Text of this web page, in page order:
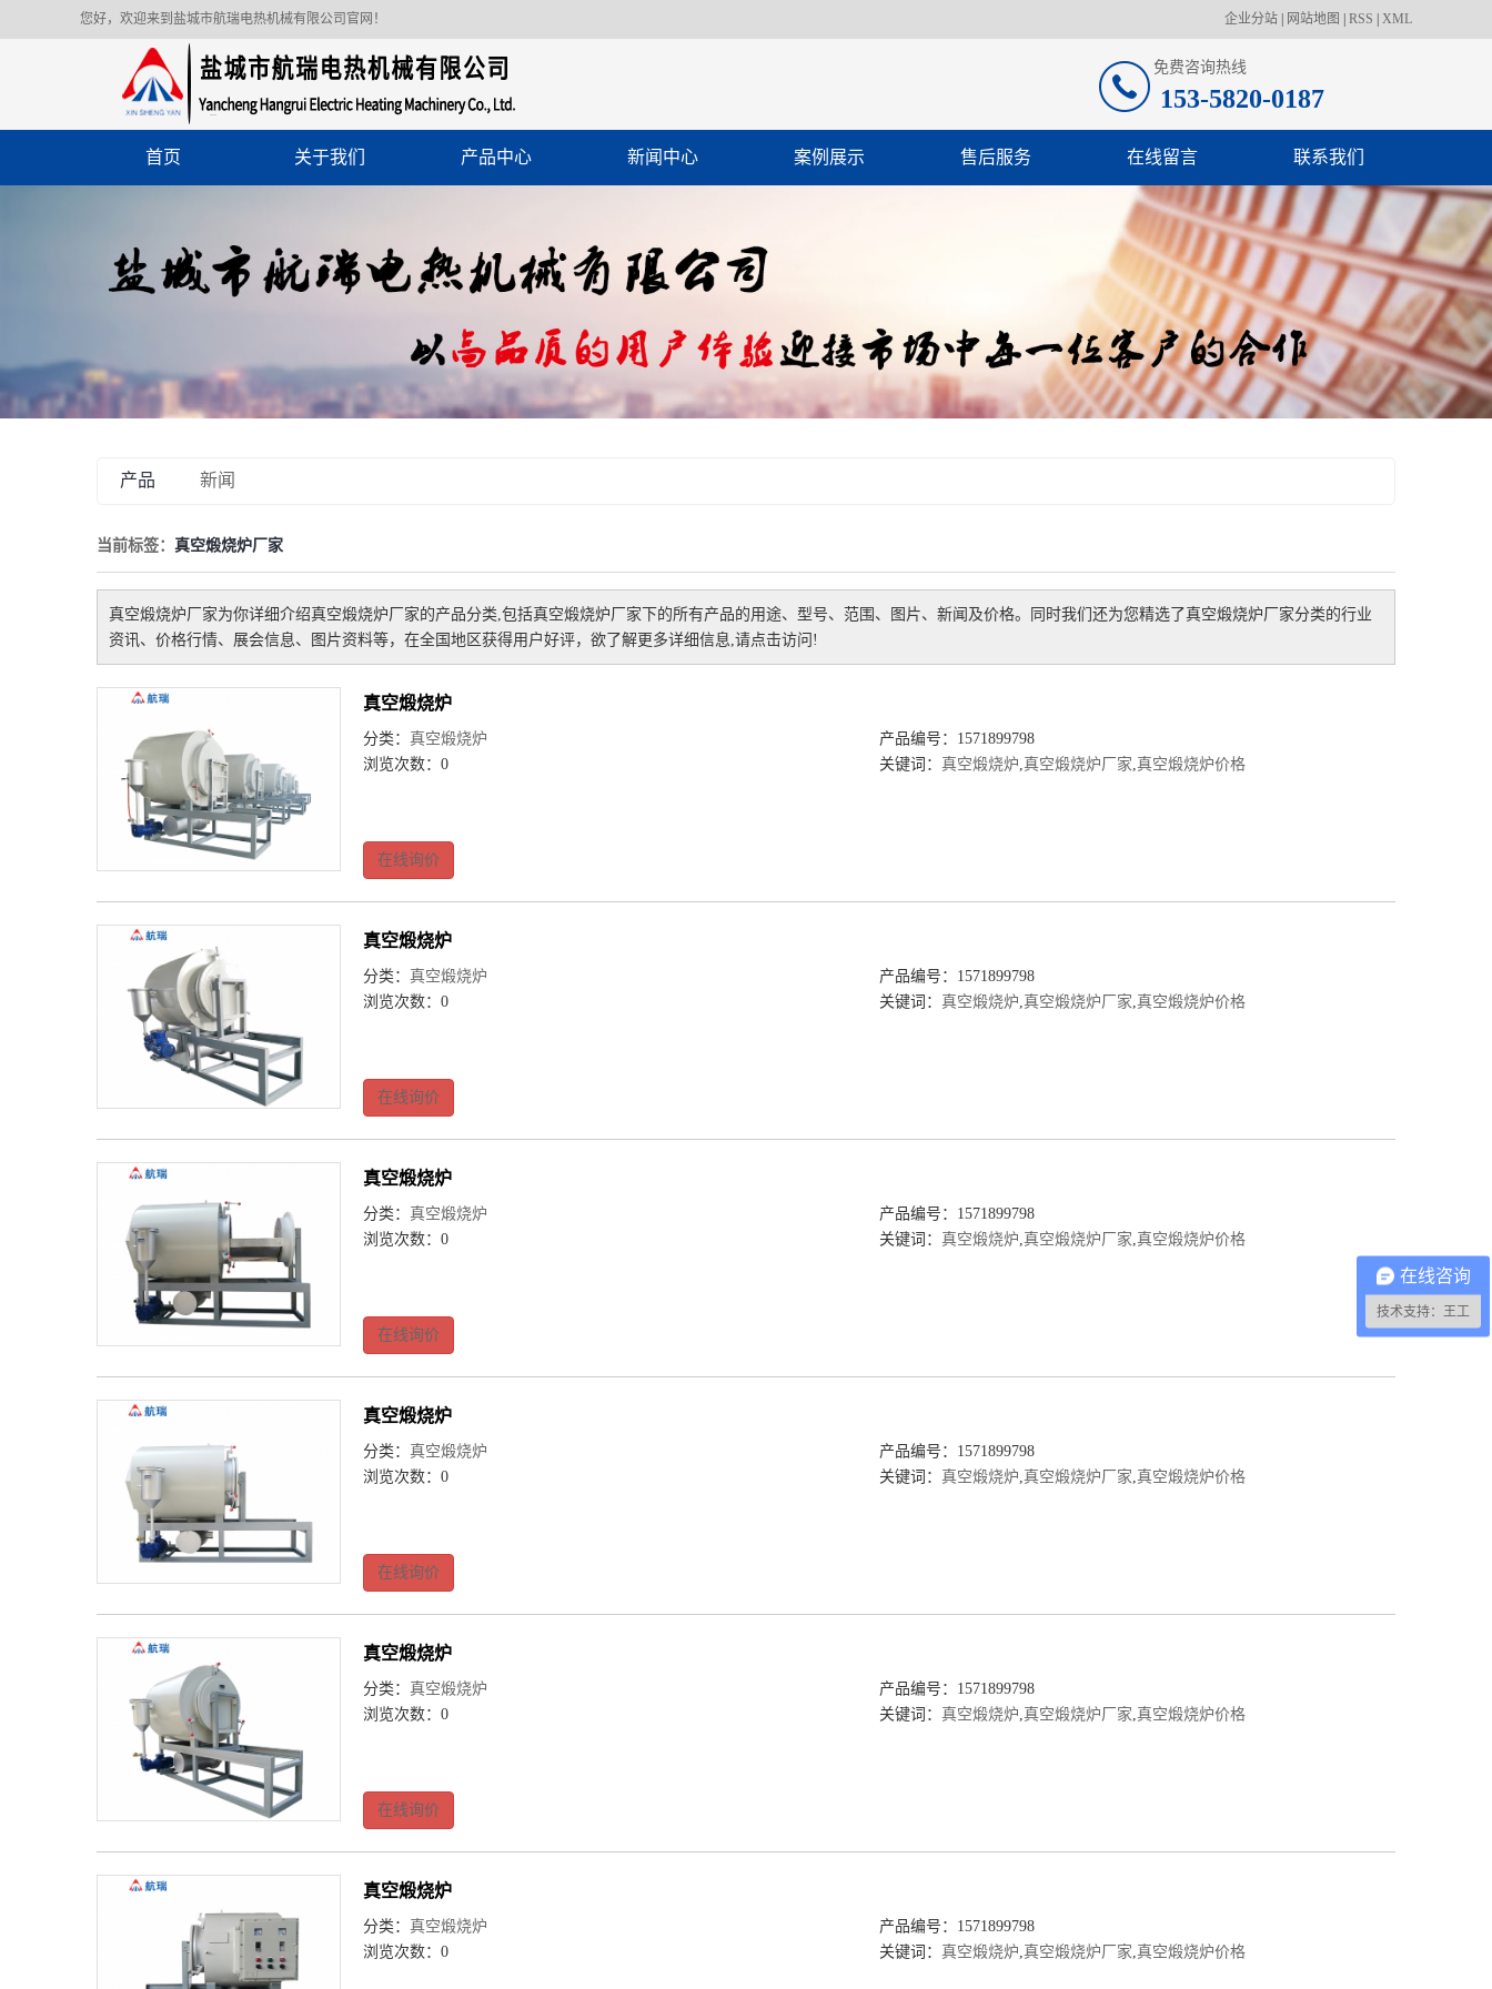
您好，欢迎来到盐城市航瑞电热机械有限公司官网！ 企业分站 网站地图 RSS XML
免费咨询热线
153-5820-0187
首页 关于我们 产品中心 新闻中心 案例展示 售后服务 在线留言 联系我们
产品 新闻
当前标签： 真空煅烧炉厂家
真空煅烧炉厂家为你详细介绍真空煅烧炉厂家的产品分类,包括真空煅烧炉厂家 下的所有产品的用途、型号、范围、图片、新闻及价格。同时我们还为您精选了真空煅烧炉厂家分类的行业
资讯、价格行情、展会信息、图片资料等，在全国地区获得用户好评，欲了解更多详细信息,请点击访问!
真空煅烧炉
分类： 真空煅烧炉
产品编号：1571899798
浏览次数：0
关键词： 真空煅烧炉,真空煅烧炉厂家,真空煅烧炉价格
在线询价
真空煅烧炉
分类： 真空煅烧炉
产品编号：1571899798
浏览次数：0
关键词： 真空煅烧炉,真空煅烧炉厂家,真空煅烧炉价格
在线询价
真空煅烧炉
分类： 真空煅烧炉
产品编号：1571899798
浏览次数：0
关键词： 真空煅烧炉,真空煅烧炉厂家,真空煅烧炉价格
在线询价
真空煅烧炉
分类： 真空煅烧炉
产品编号：1571899798
浏览次数：0
关键词： 真空煅烧炉,真空煅烧炉厂家,真空煅烧炉价格
在线询价
真空煅烧炉
分类： 真空煅烧炉
产品编号：1571899798
浏览次数：0
关键词： 真空煅烧炉,真空煅烧炉厂家,真空煅烧炉价格
在线询价
真空煅烧炉
分类： 真空煅烧炉
产品编号：1571899798
浏览次数：0
关键词： 真空煅烧炉,真空煅烧炉厂家,真空煅烧炉价格
在线咨询
技术支持：王工